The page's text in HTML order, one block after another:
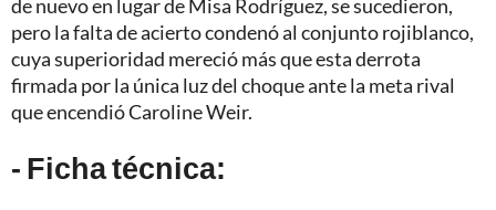
de nuevo en lugar de Misa Rodríguez, se sucedieron,
pero la falta de acierto condenó al conjunto rojiblanco,
cuya superioridad mereció más que esta derrota
firmada por la única luz del choque ante la meta rival
que encendió Caroline Weir.
- Ficha técnica: